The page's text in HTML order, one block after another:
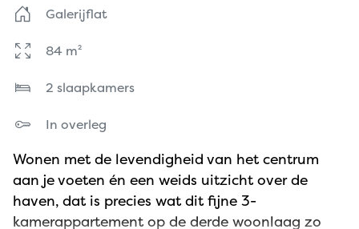
Galerijflat
84 m²
2 slaapkamers
In overleg
Wonen met de levendigheid van het centrum
aan je voeten én een weids uitzicht over de
haven, dat is precies wat dit fijne 3-
kamerappartement op de derde woonlaag zo